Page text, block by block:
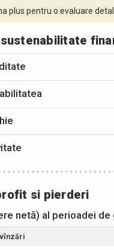
plus pentru o evaluare
si pierderi
netă) al perioadei de